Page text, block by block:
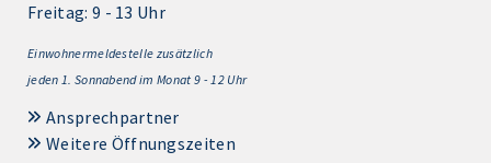
Freitag: 9 - 13 Uhr
Einwohnermeldestelle zusätzlich
jeden 1. Sonnabend im Monat 9 - 12 Uhr
Ansprechpartner
Weitere Öffnungszeiten